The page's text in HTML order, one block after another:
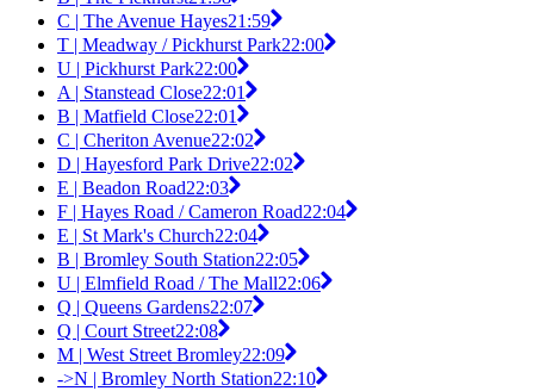
C | The Avenue Hayes21:59
T | Meadway / Pickhurst Park22:00
U | Pickhurst Park22:00
A | Stanstead Close22:01
B | Matfield Close22:01
C | Cheriton Avenue22:02
D | Hayesford Park Drive22:02
E | Beadon Road22:03
F | Hayes Road / Cameron Road22:04
E | St Mark's Church22:04
B | Bromley South Station22:05
U | Elmfield Road / The Mall22:06
Q | Queens Gardens22:07
Q | Court Street22:08
M | West Street Bromley22:09
->N | Bromley North Station22:10